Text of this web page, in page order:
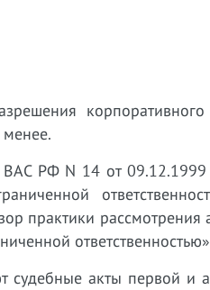
РФ N 14 от
практики рассмотрения
судебные акты первой и